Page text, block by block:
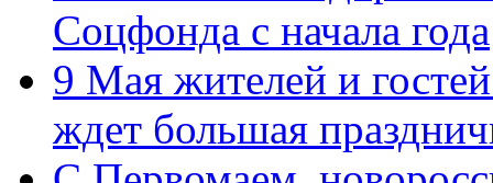
Соцфонда с начала года
9 Мая жителей и
ждет большая